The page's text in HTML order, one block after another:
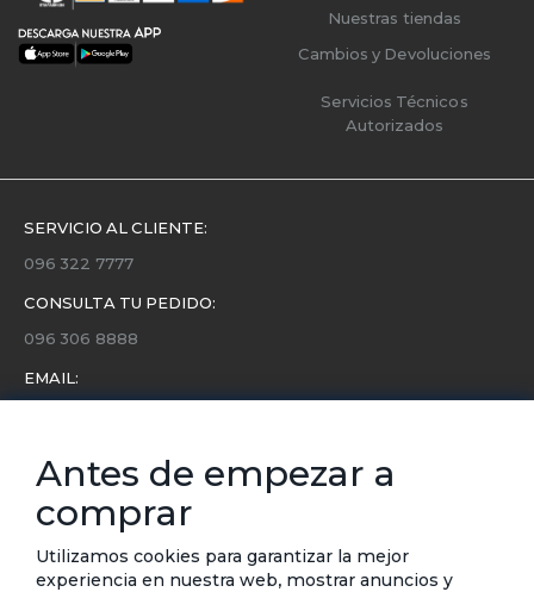
Nuestras tiendas
Cambios y Devoluciones
Servicios Técnicos
Autorizados
SERVICIO AL CLIENTE:
096 322 7777
CONSULTA TU PEDIDO:
096 306 8888
EMAIL:
Conoce toda la información sobre últimas colecciones,
eventos y ofertas.
Subscríbete a nuestro newsletter
Antes de empezar a
comprar
Utilizamos cookies para garantizar la mejor
experiencia en nuestra web, mostrar anuncios y